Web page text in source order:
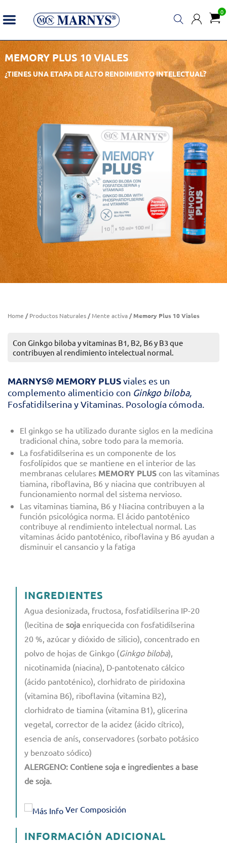
0
MEMORY PLUS 10 VIALES
¿TIENES UNA ETAPA DE ALTO RENDIMIENTO INTELECTUAL?
Home /Productos Naturales /Mente activa / Memory Plus 10 Viales
Con Ginkgo biloba y vitaminas B1, B2, B6 y B3 que
contribuyen al rendimiento intelectual normal.
MARNYS® MEMORY PLUSviales es un
complemento alimenticio con Ginkgo biloba,
Fosfatidilserina y Vitaminas. Posología cómoda.
El ginkgo se ha utilizado durante siglos en la medicina
tradicional china, sobre todo para la memoria.
La fosfatidilserina es un componente de los
fosfolípidos que se mantiene en el interior de las
membranas celulares MEMORY PLUS con las vitaminas
tiamina, riboflavina, B6 y niacina que contribuyen al
funcionamiento normal del sistema nervioso.
Las vitaminas tiamina, B6 y Niacina contribuyen a la
función psicológica norma. El ácido pantoténico
contribuye al rendimiento intelectual normal. Las
vitaminas ácido pantoténico, riboflavina y B6 ayudan a
disminuir el cansancio y la fatiga
INGREDIENTES
Agua desionizada, fructosa, fosfatidilserina IP-20
(lecitina de soja enriquecida con fosfatidilserina
20 %, azúcar y dióxido de silicio), concentrado en
polvo de hojas de Ginkgo (Ginkgo biloba),
nicotinamida (niacina), D-pantotenato cálcico
(ácido pantoténico), clorhidrato de piridoxina
(vitamina B6), riboflavina (vitamina B2),
clorhidrato de tiamina (vitamina B1), glicerina
vegetal, corrector de la acidez (ácido cítrico),
esencia de anís, conservadores (sorbato potásico
y benzoato sódico)
ALERGENO: Contiene soja e ingredientes a base
de soja.
Ver Composición
INFORMACIÓN ADICIONAL